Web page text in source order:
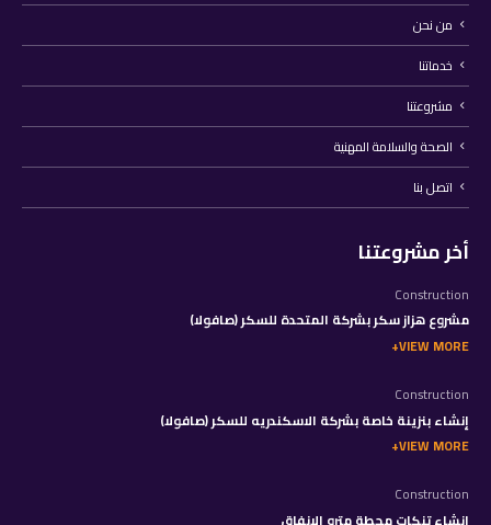
من نحن
خدماتنا
مشروعتنا
الصحة والسلامة المهنية
اتصل بنا
أخر مشروعتنا
Construction
مشروع هزاز سكر بشركة المتحدة للسكر (صافولا)
VIEW MORE
Construction
إنشاء بنزينة خاصة بشركة الاسكندريه للسكر (صافولا)
VIEW MORE
Construction